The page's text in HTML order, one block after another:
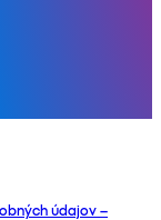
údajov –